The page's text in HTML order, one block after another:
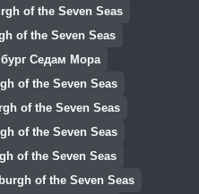
of the Seven Seas
of the Seven Seas
Седам Мора
of the Seven Seas
of the Seven Seas
of the Seven Seas
of the Seven Seas
of the Seven Seas